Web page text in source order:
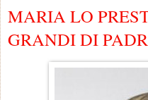
MARIA LO
GRANDI DI